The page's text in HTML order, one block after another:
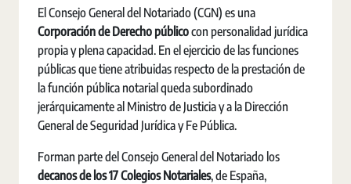
El Consejo General del Notariado (CGN) es una
Corporación de Derecho públicocon personalidad jurídica
propia y plena capacidad. En el ejercicio de las funciones
públicas que tiene atribuidas respecto de la prestación de
la función pública notarial queda subordinado
jerárquicamente al Ministro de Justicia y a la Dirección
General de Seguridad Jurídica y Fe Pública.
Forman parte del Consejo General del Notariado los
decanos de los 17 Colegios Notariales, de España,